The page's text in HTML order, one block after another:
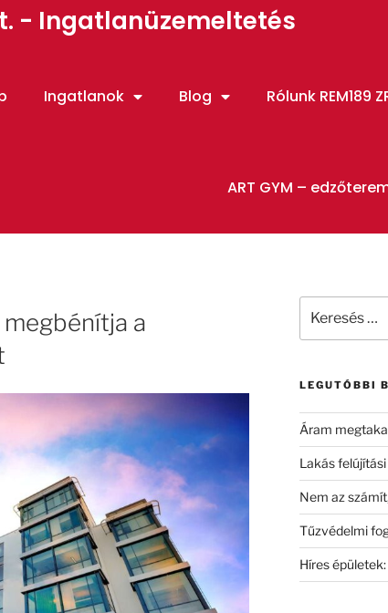
- Ingatlanüzemeltetés
Ingatlanok Blog Rólunk REM189
ART GYM –
a
LEGUTÓBBI
Áram
Lakás
Nem az
Tűzvédelmi
Híres